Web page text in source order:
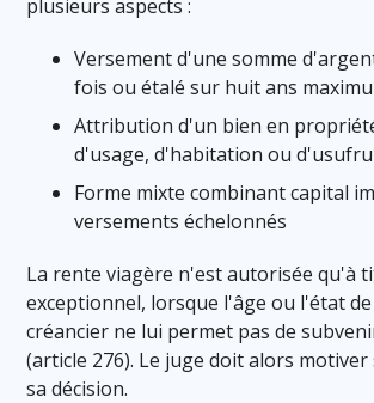
plusieurs aspects :
Versement d'une somme
fois ou étalé sur huit ans
Attribution d'un bien en
d'usage, d'habitation ou
Forme mixte combinant capital
versements échelonnés
La rente viagère n'est autorisée qu'à
exceptionnel, lorsque l'âge ou l'état
créancier ne lui permet pas de
(article 276). Le juge doit alors
sa décision.